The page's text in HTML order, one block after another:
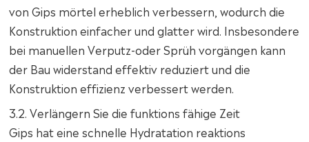
von Gips mörtel erheblich verbessern, wodurch die
Konstruktion einfacher und glatter wird. Insbesondere
bei manuellen Verputz-oder Sprüh vorgängen kann
der Bau widerstand effektiv reduziert und die
Konstruktion effizienz verbessert werden.
3.2. Verlängern Sie die funktions fähige Zeit
Gips hat eine schnelle Hydratation reaktions